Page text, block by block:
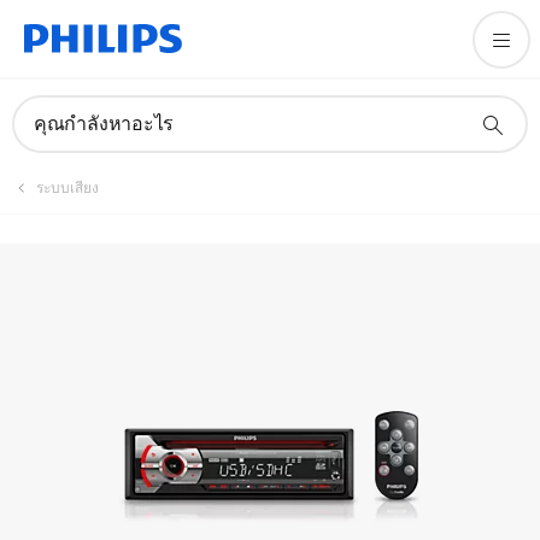
คุณกำลังหาอะไร
ระบบเสียง
คู่มือและเอกสาร